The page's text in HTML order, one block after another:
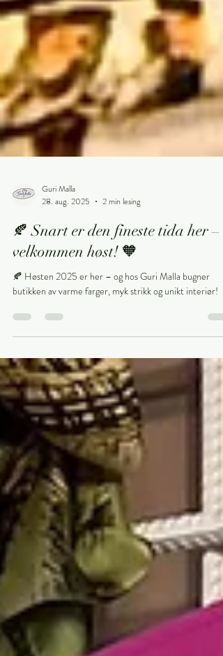
Guri Malla
28. aug. 2025
2 min lesing
🍂 Snart er den fineste tida her –
velkommen høst! 🧡
🍂 Høsten 2025 er her – og hos Guri Malla bugner